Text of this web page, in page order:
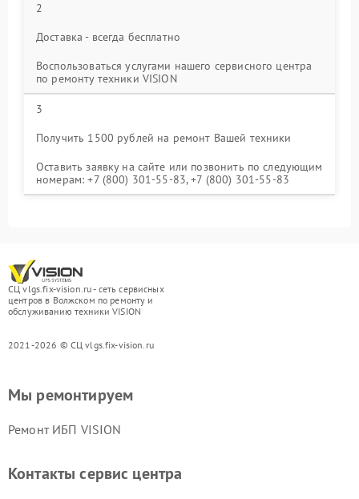
2
Доставка - всегда бесплатно
Воспользоваться услугами нашего сервисного центра
по ремонту техники VISION
3
Получить 1500 рублей на ремонт Вашей техники
Оставить заявку на сайте или позвонить по следующим
номерам: +7 (800) 301-55-83, +7 (800) 301-55-83
СЦ vlgs.fix-vision.ru - сеть сервисных
центров в Волжском по ремонту и
обслуживанию техники VISION
2021-2026 © СЦ vlgs.fix-vision.ru
Мы ремонтируем
Ремонт ИБП VISION
Контакты сервис центра